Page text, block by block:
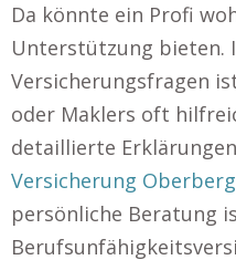
Da könnte ein Profi
Unterstützung bieten.
Versicherungsfragen
oder Maklers oft
detaillierte
Versicherung
persönliche Beratung